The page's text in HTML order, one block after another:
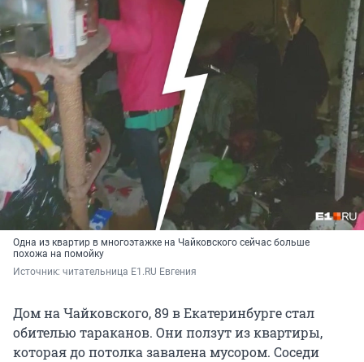
Одна из квартир в многоэтажке на Чайковского сейчас больше
похожа на помойку
Источник: читательница E1.RU Евгения
Дом на Чайковского, 89 в Екатеринбурге стал
обителью тараканов. Они ползут из квартиры,
которая до потолка завалена мусором. Соседи